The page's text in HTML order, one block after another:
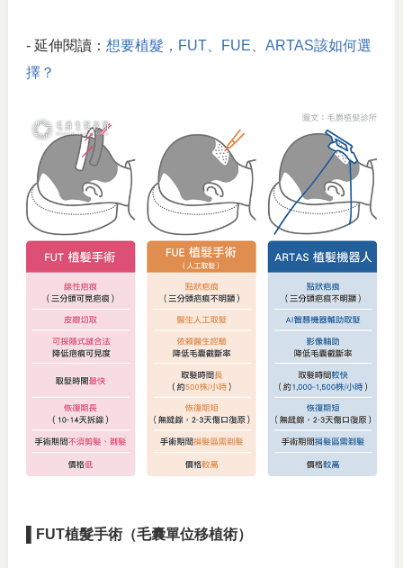
- 延伸閱讀： 想要植髮，FUT、FUE、ARTAS該如何選
擇？
▌FUT植髮手術（毛囊單位移植術）